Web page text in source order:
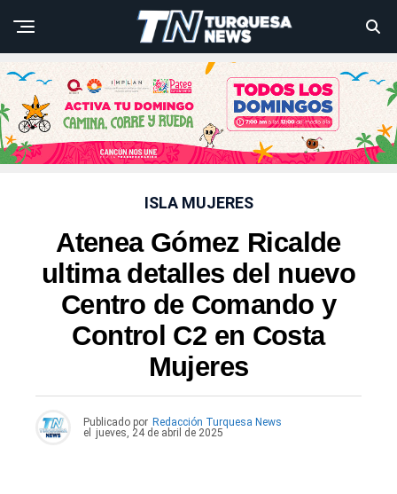
ISLA MUJERES
Atenea Gómez Ricalde
ultima detalles del nuevo
Centro de Comando y
Control C2 en Costa
Mujeres
Publicado por Redacción Turquesa News
el
jueves, 24 de abril de 2025